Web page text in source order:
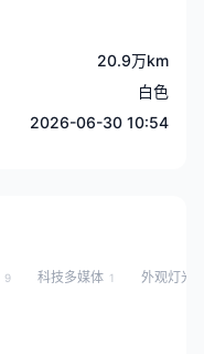
20.9万km
白色
2026-06-30 10:54
9 科技多媒体 1 外观灯光